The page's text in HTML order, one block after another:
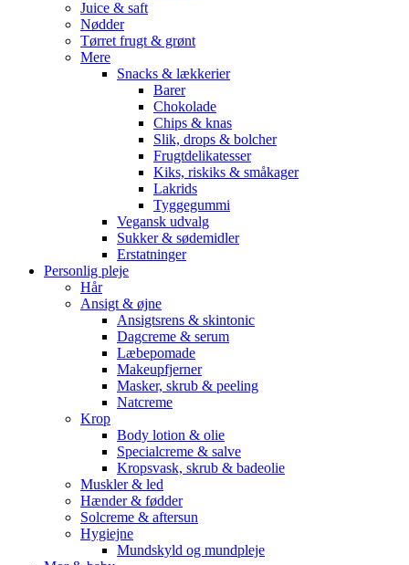
Juice & saft
Nødder
Tørret frugt & grønt
Mere
Snacks & lækkerier
Barer
Chokolade
Chips & knas
Slik, drops & bolcher
Frugtdelikatesser
Kiks, riskiks & småkager
Lakrids
Tyggegummi
Vegansk udvalg
Sukker & sødemidler
Erstatninger
Personlig pleje
Hår
Ansigt & øjne
Ansigtsrens & skintonic
Dagcreme & serum
Læbepomade
Makeupfjerner
Masker, skrub & peeling
Natcreme
Krop
Body lotion & olie
Specialcreme & salve
Kropsvask, skrub & badeolie
Muskler & led
Hænder & fødder
Solcreme & aftersun
Hygiejne
Mundskyld og mundpleje